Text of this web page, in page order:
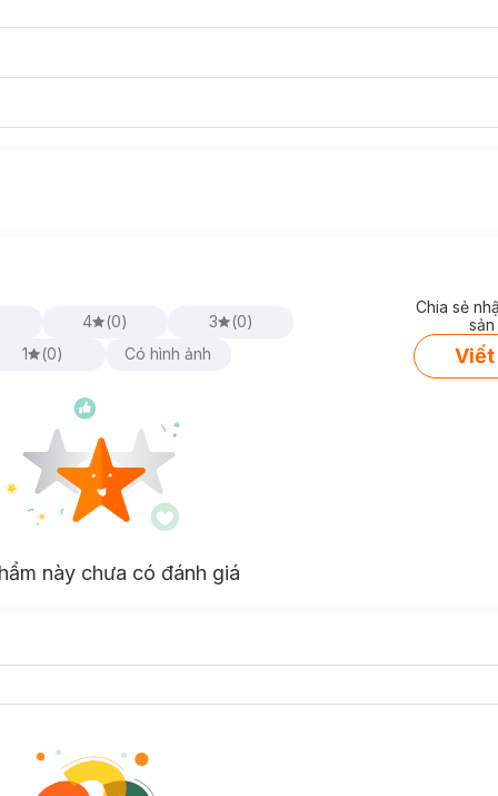
4 (0) 3 (0)
1
(0) Có hình ảnh
Chia sẻ
Viết
này chưa có đánh giá